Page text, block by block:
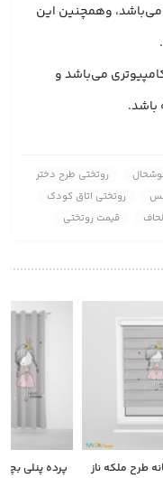
وهمچنین این
می‌باشد و
روتختی طرح دختر
روتختی اتاق کودک
قیمت روتختی
طرح ملکه ناز
پرده پنلی